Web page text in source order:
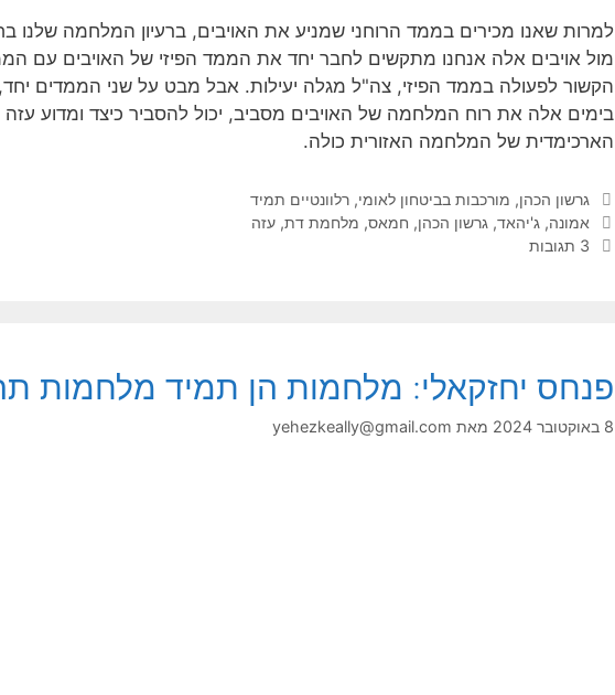
למרות שאנו מכירים בממד הרוחני שמניע את האויבים, ברעיון המלחמה שלנו
מול אויבים אלה אנחנו מתקשים לחבר יחד את הממד הפיזי של האויבים עם
הקשור לפעולה בממד הפיזי, צה"ל מגלה יעילות. אבל מבט על שני הממדים
בימים אלה את רוח המלחמה של האויבים מסביב, יכול להסביר כיצד ומדוע עזה
הארכימדית של המלחמה האזורית כולה.
קטגוריות
גרשון הכהן, מורכבות בביטחון לאומי, רלוונטיים תמיד
תגיות
אמונה, ג'יהאד, גרשון הכהן, חמאס, מלחמת דת, עזה
3 תגובות
פנחס יחזקאלי: מלחמות הן תמיד מלחמות
8 באוקטובר 2024 מאת yehezkeally@gmail.com